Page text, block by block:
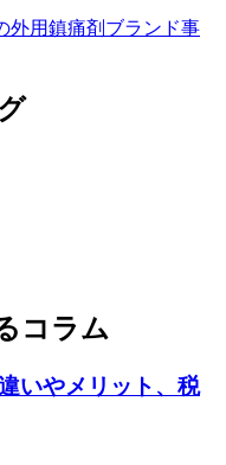
外用鎮痛剤ブランド事
コラム
いやメリット、税